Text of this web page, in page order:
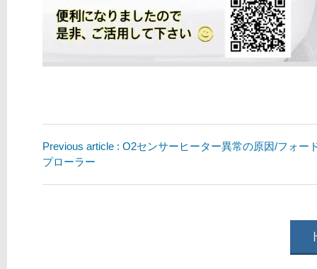
Previous article : O2センサーヒーター異常の原因/フォー
プローラー